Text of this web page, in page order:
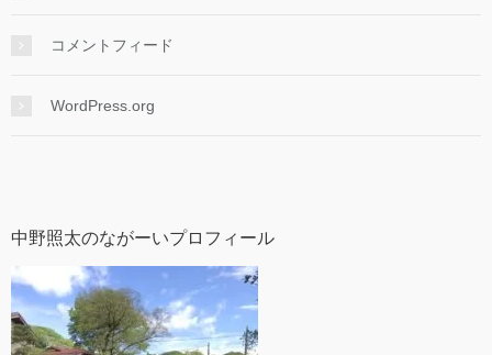
コメントフィード
WordPress.org
中野照太のながーいプロフィール